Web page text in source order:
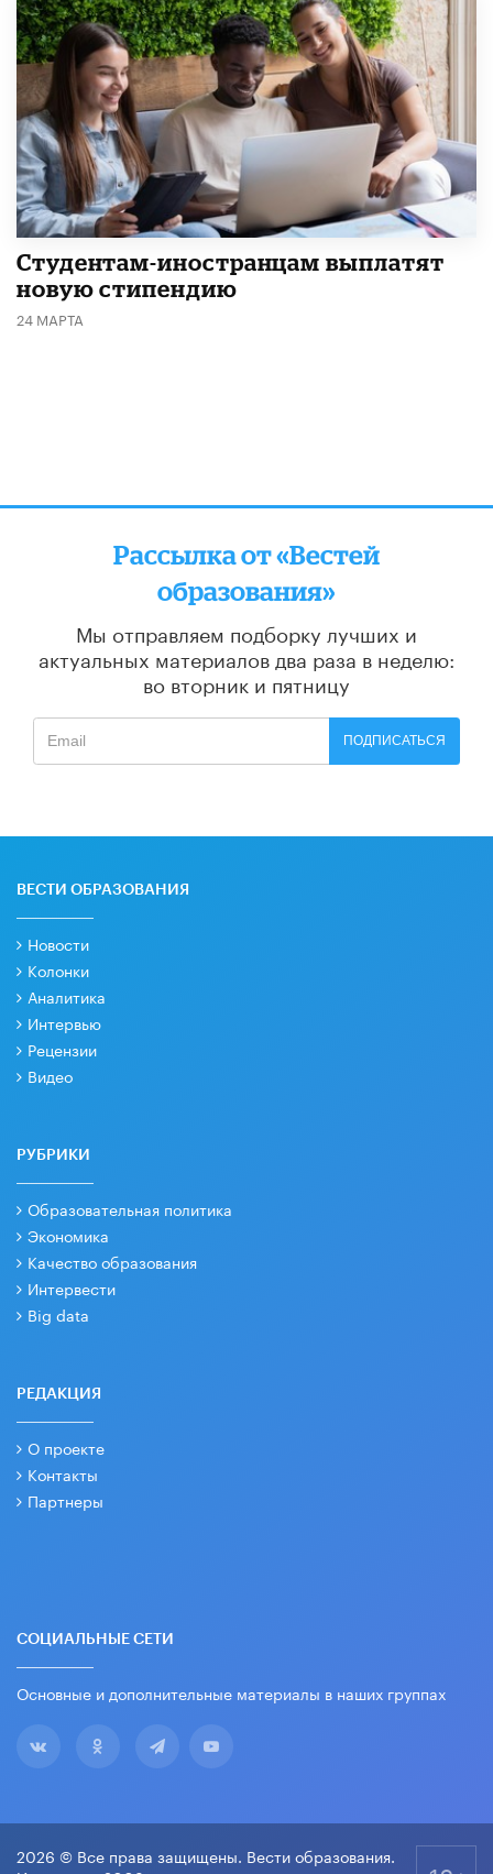
Студентам-иностранцам выплатят
новую стипендию
24 МАРТА
Рассылка от «Вестей
образования»
Мы отправляем подборку лучших и
актуальных материалов два раза в неделю:
во вторник и пятницу
ПОДПИСАТЬСЯ
ВЕСТИ ОБРАЗОВАНИЯ
Новости
Колонки
Аналитика
Интервью
Рецензии
Видео
РУБРИКИ
Образовательная политика
Экономика
Качество образования
Интервести
Big data
РЕДАКЦИЯ
О проекте
Контакты
Партнеры
СОЦИАЛЬНЫЕ СЕТИ
Основные и дополнительные материалы в наших группах
2026 © Все права защищены. Вести образования.